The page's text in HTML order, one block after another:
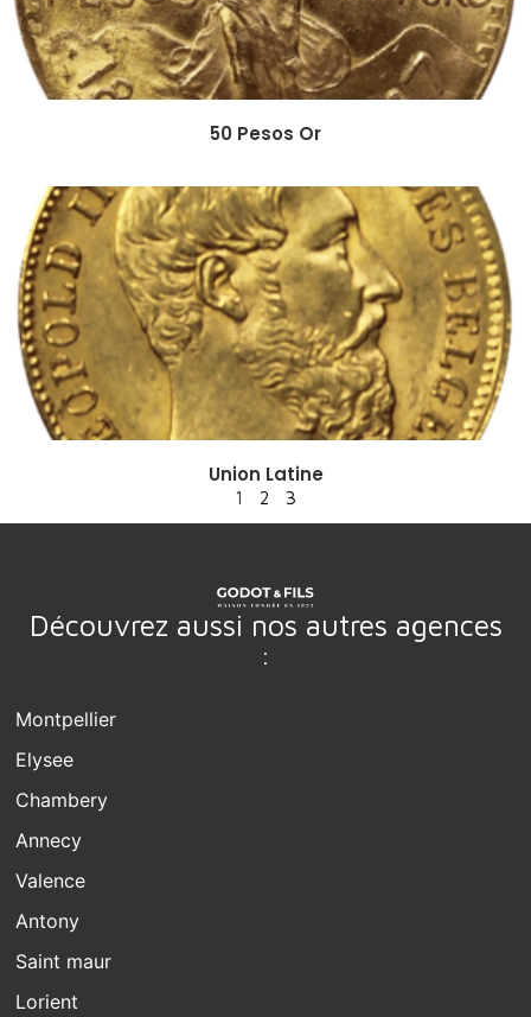
50 Pesos Or
Union Latine
1 2 3
Découvrez aussi nos autres agences
:
Montpellier
Elysee
Chambery
Annecy
Valence
Antony
Saint maur
Lorient